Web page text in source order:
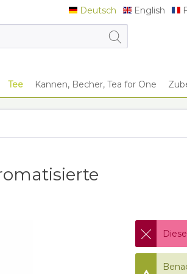
Deutsch
Deutsch English
English
Tee Kannen, Becher, Tea for One